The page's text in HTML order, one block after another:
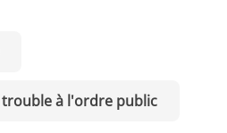
trouble à l'ordre public